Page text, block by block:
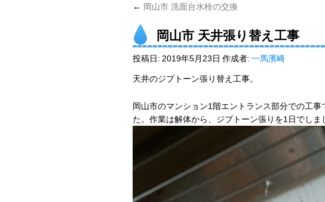
← 岡山市 洗面台水栓の交換
岡山市 天井張り替え工事
投稿日: 2019年5月23日 作成者: 一馬濱崎
天井のジプトーン張り替え工事。
岡山市のマンション1階エントランス部分での工
た。作業は解体から、ジプトーン張りを1日でしま